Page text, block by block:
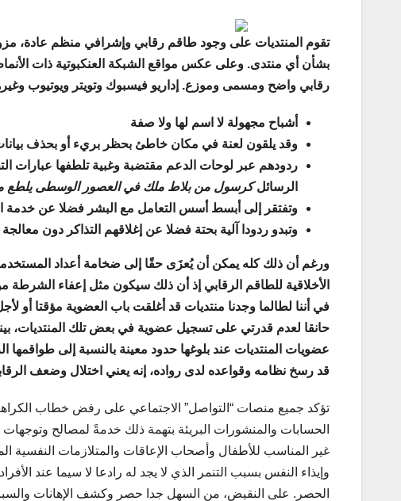
تقوم المنتديات على وجود طاقم رقابي وإشرافي منظم عادة،
بشأن أي منتدى. وعلى عكس مواقع الشبكة العنكبوتية ذات
رقابي واضح ومسمى وموزع. إداريو فيسبوك وتويتر ويوتيوب
أشباح مجهولة لا اسم لها ولا صفة
وقد يلقون لعنة في مكان خاطئ بحظر بريء أو بحذف
ردودهم عبر لوحات الدعم مقتضبة وغبية تلطفها عبارات
الرسائلكرسول من بلاط ملك في العصور الوسطى يلطع
وتفتقر إلى أبسط أسس التعامل مع البشر فضلا عن خدمة
وتبدو ردودا آلية بحتة فضلا عن إغلاقهم التذاكر دون
ورغم أن ذلك كله يمكن أن يُعزَى حقًا إلى ضخامة أعداد
الأخلاقية للطاقم الرقابي إذ أن ذلك سيكون مثل إعفاء
حانقا لعدم قدرتي على تسجيل عضوية في بعض تلك المنتديات،
عضويات المنتديات عند بلوغها حدود معينة بالنسبة إلى طواقمها
قد رسخ نظامه وقواعده لدى رواده، إنه يعني اختلال وضعف
تؤكد جميع منصات “التواصل” الاجتماعي على رفض خطاب
الحسابات والمنشورات البريئة بتهمة ذلك خدمةً لمصالح وتوجهات
غير المناسب للأطفال وأصحاب الإعاقات والمتلازمات النفسية
وإيذاء النفس بسبب التنمر الذي لا يجد له رادعا لا سيما عند
الحصر. على النقيض، من السهل جدا حصر وكشف الإهانات